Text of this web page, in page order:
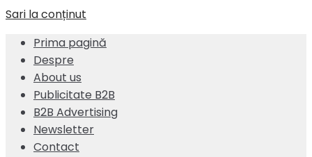
Sari la conținut
Prima pagină
Despre
About us
Publicitate B2B
B2B Advertising
Newsletter
Contact